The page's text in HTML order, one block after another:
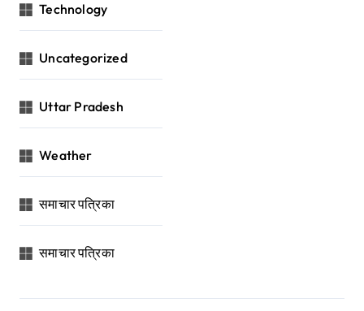
Technology
Uncategorized
Uttar Pradesh
Weather
समाचार पत्रिका
समाचार पत्रिका